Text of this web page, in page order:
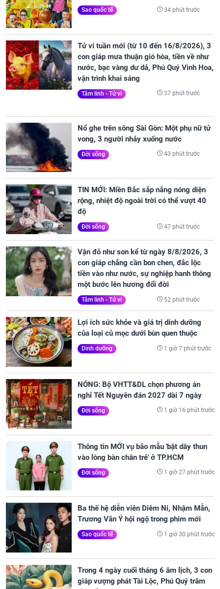
Sao quốc tế 34 phút trước
Tử vi tuần mới (từ 10 đến 16/8/2026), 3
con giáp mưa thuận gió hòa, tiền về như
nước, bạc vàng dư dả, Phú Quý Vinh Hoa,
vận trình khai sáng
Tâm linh - Tử vi 37 phút trước
Nổ ghe trên sông Sài Gòn: Một phụ nữ tử
vong, 3 người nhảy xuống nước
Đời sống 43 phút trước
TIN MỚI: Miền Bắc sắp nắng nóng diện
rộng, nhiệt độ ngoài trời có thể vượt 40
độ
Đời sống 47 phút trước
Vận đỏ như son kể từ ngày 8/8/2026, 3
con giáp chẳng cần bon chen, đắc lộc
tiền vào như nước, sự nghiệp hanh thông
một bước lên hương đổi đời
Tâm linh - Tử vi 52 phút trước
Lợi ích sức khỏe và giá trị dinh dưỡng
của loại củ mọc dưới bùn quen thuộc
Dinh dưỡng 1 giờ 7 phút trước
NÓNG: Bộ VHTT&DL chọn phương án
nghỉ Tết Nguyên đán 2027 dài 7 ngày
Đời sống 1 giờ 16 phút trước
Thông tin MỚI vụ bảo mẫu 'bật dây thun
vào lòng bàn chân trẻ' ở TP.HCM
Đời sống 1 giờ 27 phút trước
Ba thế hệ diễn viên Diêm Ni, Nhậm Mẫn,
Trương Vãn Ý hội ngộ trong phim mới
Sao quốc tế 1 giờ 30 phút trước
Trong 4 ngày cuối tháng 6 âm lịch, 3 con
giáp vượng phát Tài Lộc, Phú Quý trăm